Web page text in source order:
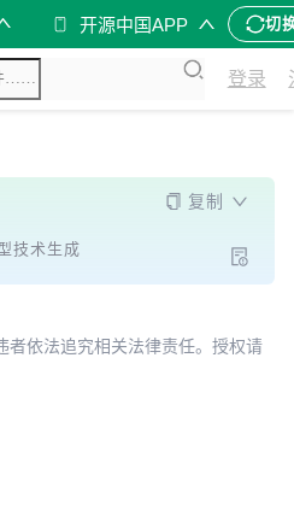
开源中国APP 切
登录
复制
技术生成
者依法追究相关法律责任。授权请